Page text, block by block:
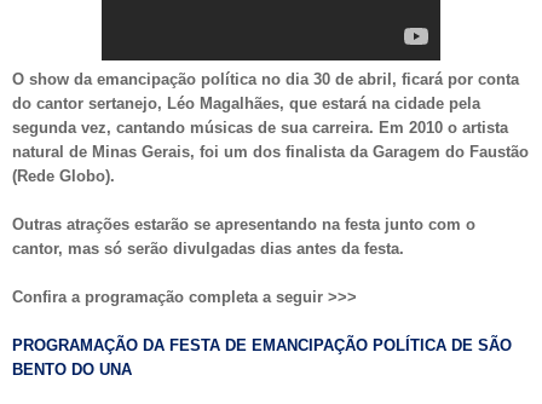
O show da emancipação política no dia 30 de abril, ficará por conta
do cantor sertanejo, Léo Magalhães, que estará na cidade pela
segunda vez, cantando músicas de sua carreira. Em 2010 o artista
natural de Minas Gerais, foi um dos finalista da Garagem do Faustão
(Rede Globo).
Outras atrações estarão se apresentando na festa junto com o
cantor, mas só serão divulgadas dias antes da festa.
Confira a programação completa a seguir >>>
PROGRAMAÇÃO DA FESTA DE EMANCIPAÇÃO POLÍTICA DE SÃO
BENTO DO UNA